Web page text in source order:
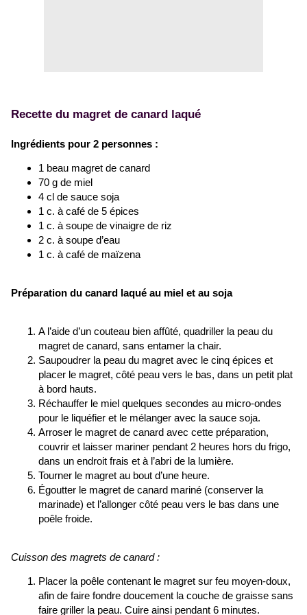
Recette du magret de canard laqué
Ingrédients pour 2 personnes :
1 beau magret de canard
70 g de miel
4 cl de sauce soja
1 c. à café de 5 épices
1 c. à soupe de vinaigre de riz
2 c. à soupe d’eau
1 c. à café de maïzena
Préparation du canard laqué au miel et au soja
A l’aide d’un couteau bien affûté, quadriller la peau du
magret de canard, sans entamer la chair.
Saupoudrer la peau du magret avec le cinq épices et
placer le magret, côté peau vers le bas, dans un petit plat
à bord hauts.
Réchauffer le miel quelques secondes au micro-ondes
pour le liquéfier et le mélanger avec la sauce soja.
Arroser le magret de canard avec cette préparation,
couvrir et laisser mariner pendant 2 heures hors du frigo,
dans un endroit frais et à l’abri de la lumière.
Tourner le magret au bout d’une heure.
Égoutter le magret de canard mariné (conserver la
marinade) et l’allonger côté peau vers le bas dans une
poêle froide.
Cuisson des magrets de canard :
Placer la poêle contenant le magret sur feu moyen-doux,
afin de faire fondre doucement la couche de graisse sans
faire griller la peau. Cuire ainsi pendant 6 minutes.